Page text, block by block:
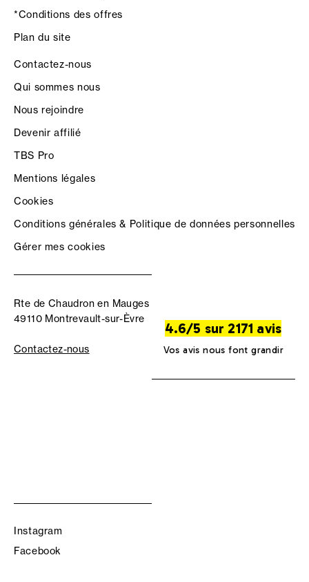
*Conditions des offres
Plan du site
Contactez-nous
Qui sommes nous
Nous rejoindre
Devenir affilié
TBS Pro
Mentions légales
Cookies
Conditions générales & Politique de données personnelles
Gérer mes cookies
Rte de Chaudron en Mauges
49110 Montrevault-sur-Èvre
Contactez-nous
4.6/5 sur 2171 avis
Vos avis nous font grandir
Instagram
Facebook